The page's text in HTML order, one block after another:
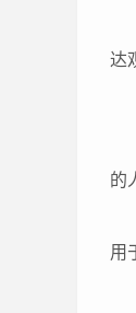
达
的
用